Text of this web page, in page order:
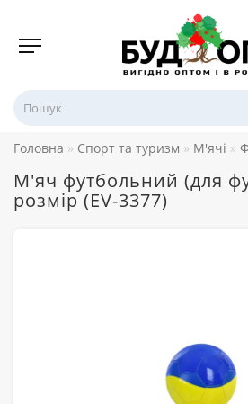
Головна Спорт та туризм М'ячі
М'яч футбольний (для
розмір (EV-3377)